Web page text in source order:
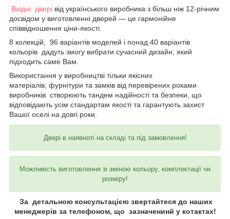
Вхідні двері від українського виробника з більш ніж 12-річним
досвідом у виготовленні дверей — це гармонійне
співвідношення ціни-якості.
8 колекцій, 96 варіантів моделей і понад 40 варіантів
кольорів дадуть змогу вибрати сучасний дизайн, який
підходить саме Вам.
Використання у виробництві тільки якісних
матеріалів, фурнітури та замків від перевірених роками
виробників створюють тандем надійності та безпеки, що
відповідають усім стандартам якості та гарантують захист
Вашої оселі на довгі роки.
Двері в наявноті на складі та під замовлення!
Можливість виготовлення зі зміною кольору, комплектації чи
розміру!
За детальною консультацією звертайтеся до наших
менеджерів за телефоном, що зазначенинй у котактах!